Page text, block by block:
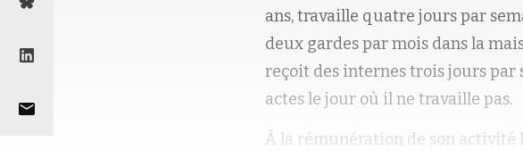
ans, travaille quatre jours par
deux gardes par mois dans la
reçoit des internes trois jours par
actes le jour où il ne travaille pas.
À la rémunération de son activité